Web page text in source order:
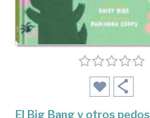
El Big Bang y otros pedos